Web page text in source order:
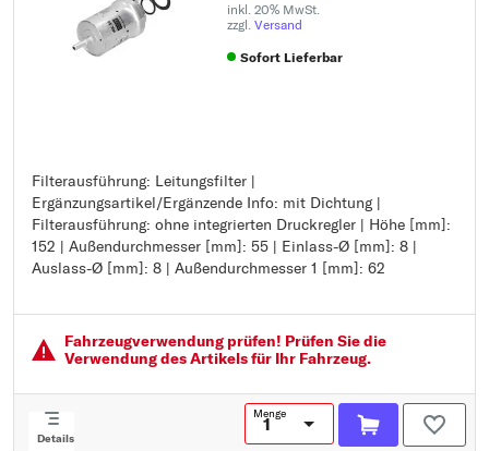
inkl. 20% MwSt.
zzgl. Versand
Sofort Lieferbar
Filterausführung: Leitungsfilter |
Ergänzungsartikel/Ergänzende Info: mit Dichtung |
Filterausführung: ohne integrierten Druckregler | Höhe [mm]:
152 | Außendurchmesser [mm]: 55 | Einlass-Ø [mm]: 8 |
Auslass-Ø [mm]: 8 | Außendurchmesser 1 [mm]: 62
Filterausführung: Leitungsfilter
Ergänzungsartikel/Ergänzende Info: mit Dichtung
Filterausführung: ohne integrierten Druckregler
Höhe [mm]: 152
Außendurchmesser [mm]: 55
Auslass-Ø [mm]: 8
Außendurchmesser 1 [mm]: 62
Fahrzeugver­wendung prüfen! Prüfen Sie die
Verwendung des Artikels für Ihr Fahrzeug.
Details
Menge